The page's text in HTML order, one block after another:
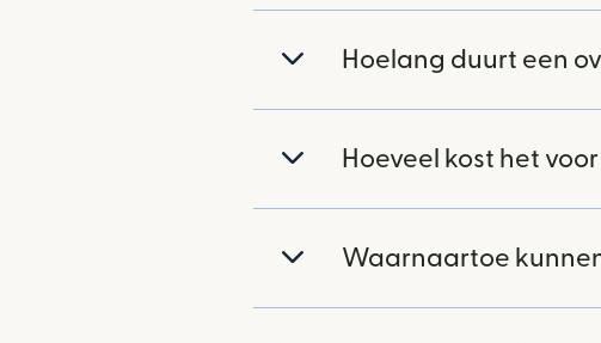
Hoelang duurt een
Hoeveel kost het
Waarnaartoe